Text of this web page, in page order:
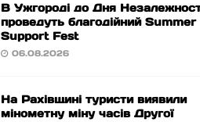
В Ужгороді до Дня
проведуть благодійний Summer
Support Fest
06.08.2026
На Рахівщині туристи виявили
мінометну міну часів Другої